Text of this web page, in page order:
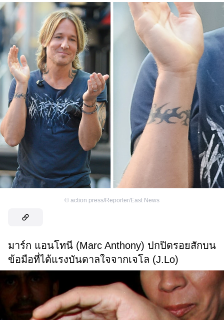
© action press/Reporter/East News
มาร์ก แอนโทนี (Marc Anthony) ปกปิดรอยสักบน
ข้อมือที่ได้แรงบันดาลใจจากเจโล (J.Lo)